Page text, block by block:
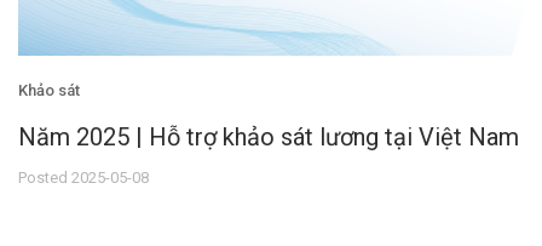
Khảo sát
Năm 2025 | Hỗ trợ khảo sát lương tại Việt Nam
Posted 2025-05-08